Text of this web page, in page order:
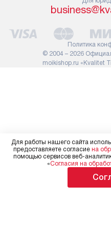
службы не имеют права
демонтировать
или другие выступающие
элементы, так как это
повлиять на гарантийное
обслуживание в
© 2004 – 2026
moikishop.ru «Kvalitet
Политика
Для работы нашего сайта
предоставляете согласие на
помощью сервисов веб-
«Согласия на